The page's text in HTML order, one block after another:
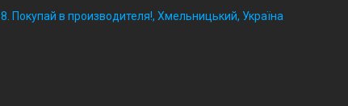
Покупай в производителя!, Хмельницький, Україна